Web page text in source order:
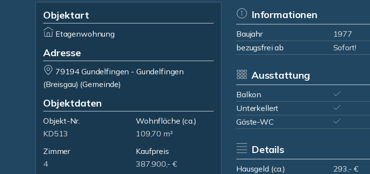
Objektart
Etagenwohnung
Adresse
79194 Gundelfingen - Gundelfingen
(Breisgau) (Gemeinde)
Objektdaten
Objekt-Nr.
KD513
Wohnfläche (ca.)
109,70 m²
Zimmer
4
Kaufpreis
387.900,- €
Informationen
Baujahr 1977
bezugsfrei ab
Sofort!
Ausstattung
Balkon
Unterkellert
Gäste-WC
Details
Hausgeld (ca.) 293,- €